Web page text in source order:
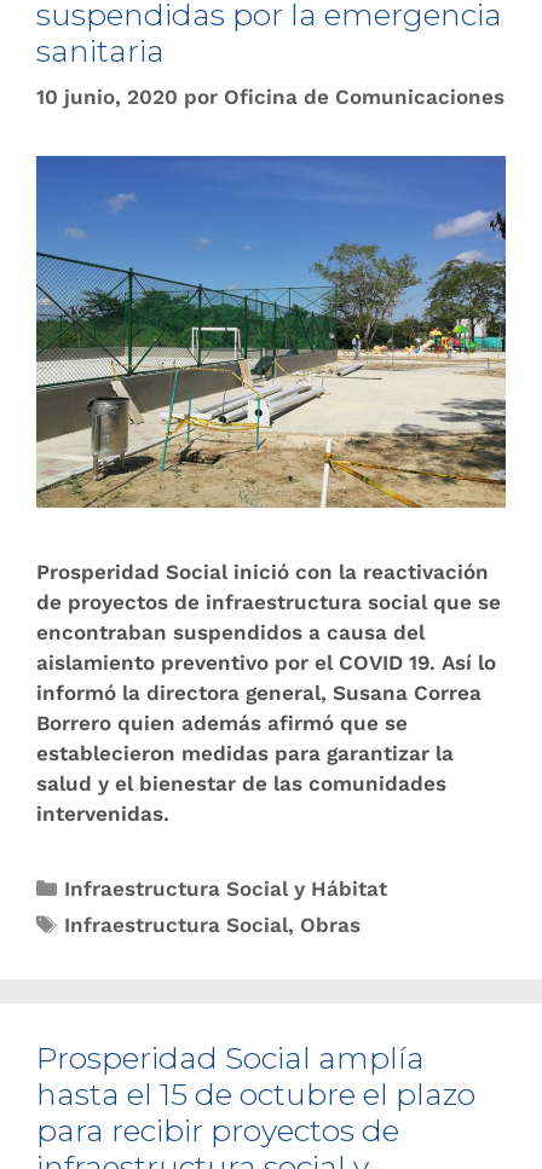
suspendidas por la emergencia
sanitaria
10 junio, 2020 por Oficina de Comunicaciones
Prosperidad Social inició con la reactivación
de proyectos de infraestructura social que se
encontraban suspendidos a causa del
aislamiento preventivo por el COVID 19. Así lo
informó la directora general, Susana Correa
Borrero quien además afirmó que se
establecieron medidas para garantizar la
salud y el bienestar de las comunidades
intervenidas.
Infraestructura Social y Hábitat
Infraestructura Social, Obras
Prosperidad Social amplía
hasta el 15 de octubre el plazo
para recibir proyectos de